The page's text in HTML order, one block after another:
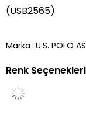
(USB2565)
Marka : U.S. POLO
Renk Seçenekleri